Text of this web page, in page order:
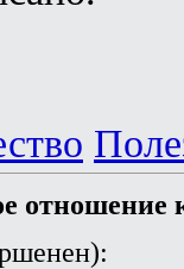
отношение